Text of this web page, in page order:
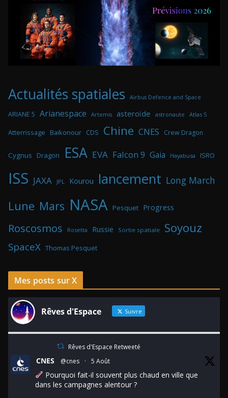
Actualités spatiales Airbus Defence and Space
ARIANE 5 Arianespace Artemis asteroïde astronaute Atlas 5
Atterrissage Baikonour CDS Chine CNES Crew Dragon
Cygnus Dragon ESA EVA Falcon 9 Gaia Hayabusa ISRO
ISS JAXA JPL Kourou lancement Long March
Lune Mars NASA Pesquet Progress
Roscosmos Rosetta Russie Sortie spatiale Soyouz
SpaceX Thomas Pesquet
Mes posts sur X
Rêves d'Espace Suivre
Rêves d'Espace Retweeté
CNES @cnes · 5 Août
Pourquoi fait-il souvent plus chaud en ville que
dans les campagnes alentour ?